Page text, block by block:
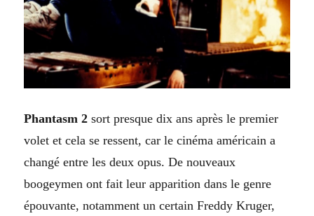
Phantasm 2 sort presque dix ans après le premier
volet et cela se ressent, car le cinéma américain a
changé entre les deux opus. De nouveaux
boogeymen ont fait leur apparition dans le genre
épouvante, notamment un certain Freddy Kruger,